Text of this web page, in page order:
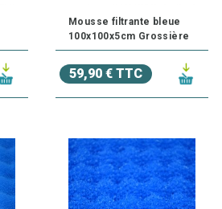
Mousse filtrante bleue
100x100x5cm Grossière
59,90 € TTC